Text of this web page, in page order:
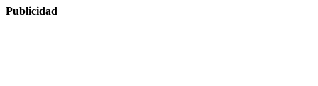
Publicidad